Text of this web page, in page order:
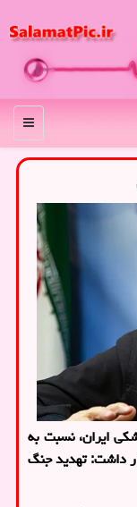
منو
ایران، نسبت به
داشت: تهدید جنگ